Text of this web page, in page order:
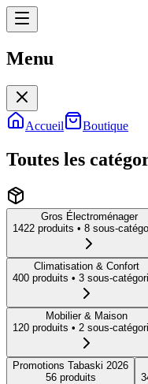
Menu
Accueil Boutique
Toutes les
Gros Électroménager
1422 produits • 8 sous-
Climatisation & Confort
400 produits • 3 sous-
Mobilier & Maison
120 produits • 2 sous-
Promotions Tabaski 2026
56produits